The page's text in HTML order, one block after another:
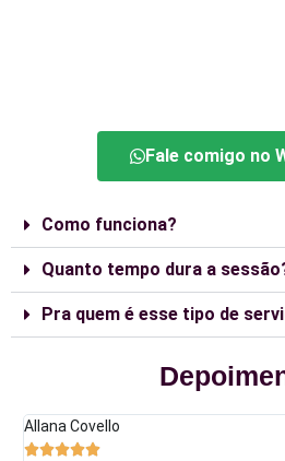
Fale comigo no
Como funciona?
Quanto tempo dura a
Pra quem é esse tipo de
Allana Covello
